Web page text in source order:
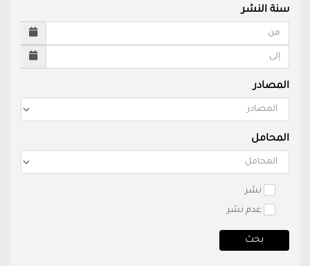
سنة النشر
المصادر
المحامل
نشر
عدم نشر
بحث